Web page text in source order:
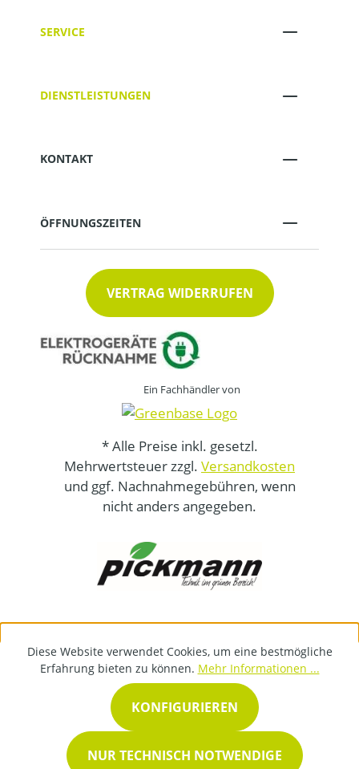
SERVICE
DIENSTLEISTUNGEN
KONTAKT
ÖFFNUNGSZEITEN
VERTRAG WIDERRUFEN
Ein Fachhändler von
* Alle Preise inkl. gesetzl.
Mehrwertsteuer zzgl. Versandkosten
und ggf. Nachnahmegebühren, wenn
nicht anders angegeben.
Diese Website verwendet Cookies, um eine bestmögliche
Erfahrung bieten zu können. Mehr Informationen ...
NUR TECHNISCH NOTWENDIGE
KONFIGURIEREN